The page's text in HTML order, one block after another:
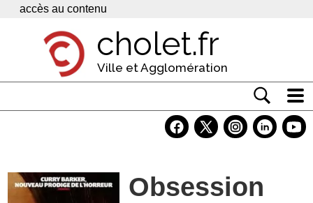
Panneau de gestion des cookies
accès au contenu
cholet.fr
Ville et Agglomération
Economie Obsession